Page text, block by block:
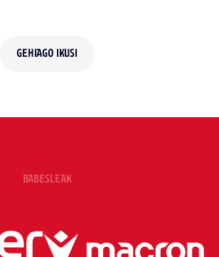
GEHIAGO IKUSI
BABESLEAK